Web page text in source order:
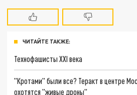
ЧИТАЙТЕ ТАКЖЕ:
Технофашисты XXI века
"Кротами" были все? Теракт в центре
охотятся "живые дроны"